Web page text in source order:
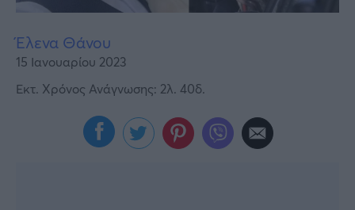
Έλενα Θάνου
15 Ιανουαρίου 2023
Εκτ. Χρόνος Ανάγνωσης: 2λ. 40δ.